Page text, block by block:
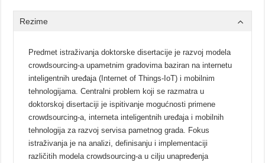
Rezime
Predmet istraživanja doktorske disertacije je razvoj modela
crowdsourcing-a upametnim gradovima baziran na internetu
inteligentnih uređaja (Internet of Things-IoT) i mobilnim
tehnologijama. Centralni problem koji se razmatra u
doktorskoj disertaciji je ispitivanje mogućnosti primene
crowdsourcing-a, interneta inteligentnih uređaja i mobilnih
tehnologija za razvoj servisa pametnog grada. Fokus
istraživanja je na analizi, definisanju i implementaciji
različitih modela crowdsourcing-a u cilju unapređenja